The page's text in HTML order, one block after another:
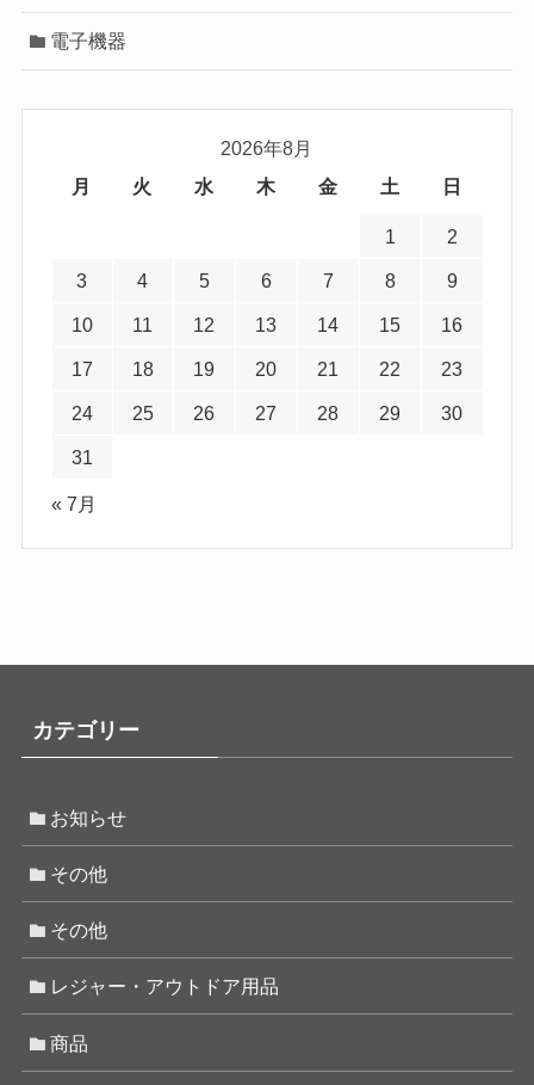
電子機器
2026年8月
月
火 水 木 金 土 日
1 2
3 4 5 6 7 8 9
10 11 12 13 14 15 16
17 18 19 20 21 22 23
24 25 26 27 28 29 30
31
« 7月
カテゴリー
お知らせ
その他
その他
レジャー・アウトドア用品
商品